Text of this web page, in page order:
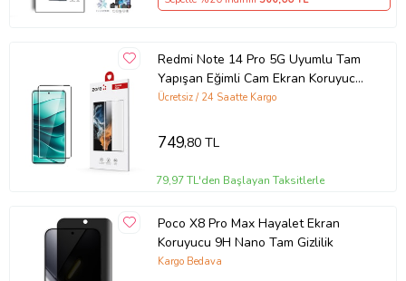
Redmi Note 14 Pro 5G Uyumlu Tam
Yapışan Eğimli Cam Ekran Koruyucu
(Siyah)
Ücretsiz / 24 Saatte Kargo
749,80 TL
79,97 TL'den Başlayan Taksitlerle
Poco X8 Pro Max Hayalet Ekran
Koruyucu 9H Nano Tam Gizlilik
Kargo Bedava